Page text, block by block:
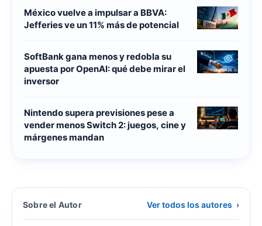
México vuelve a impulsar a BBVA:
Jefferies ve un 11% más de potencial
SoftBank gana menos y redobla su
apuesta por OpenAI: qué debe mirar el
inversor
Nintendo supera previsiones pese a
vender menos Switch 2: juegos, cine y
márgenes mandan
Sobre el Autor Ver todos los autores ›